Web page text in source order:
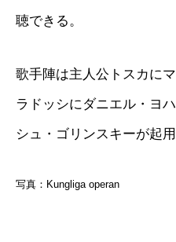
聴できる。
歌手陣は主人公トスカに
ラドッシにダニエル・ヨ
シュ・ゴリンスキーが起用
写真：Kungliga operan